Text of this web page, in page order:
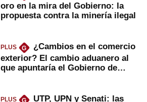
oro en la mira del Gobierno: la
propuesta contra la minería ilegal
PLUS G
¿Cambios en el comercio
exterior? El cambio aduanero al
que apuntaría el Gobierno de
PLUS G
UTP, UPN y Senati: las